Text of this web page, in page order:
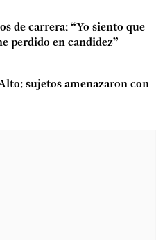
de carrera: “Yo siento que
perdido en candidez”
sujetos amenazaron con